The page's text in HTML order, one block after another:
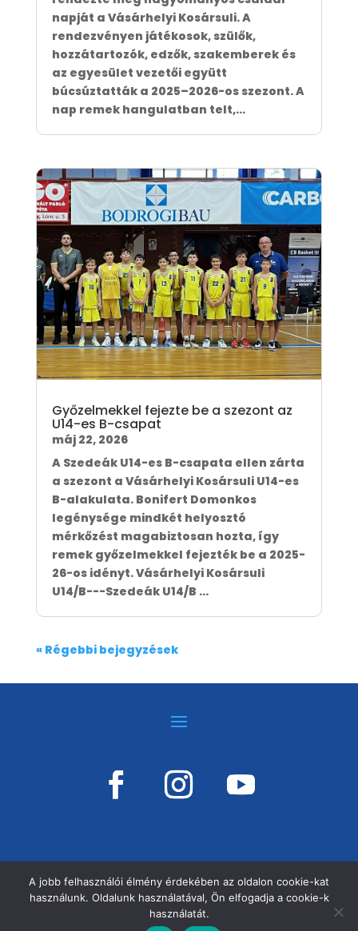
napját a Vásárhelyi Kosársuli. A
rendezvényen játékosok, szülők,
hozzátartozók, edzők, szakemberek és
az egyesület vezetői együtt
búcsúztatták a 2025–2026-os szezont. A
nap remek hangulatban telt,...
Győzelmekkel fejezte be a szezont az
U14-es B-csapat
máj 22, 2026
A Szedeák U14-es B-csapata ellen zárta
a szezont a Vásárhelyi Kosársuli U14-es
B-alakulata. Bonifert Domonkos
legénysége mindkét helyosztó
mérkőzést magabiztosan hozta, így
remek győzelmekkel fejezték be a 2025-
26-os idényt. Vásárhelyi Kosársuli
U14/B---Szedeák U14/B ...
« Régebbi bejegyzések
VÁSÁRHELYI KOSÁRSULI, MINDEN JOG
A jobb felhasználói élmény érdekében az oldalon cookie-kat
használunk. Oldalunk használatával, Ön elfogadja a cookie-k
használatát.